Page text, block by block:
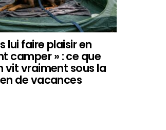
lui faire plaisir en
camper » : ce que
vit vraiment sous la
de vacances